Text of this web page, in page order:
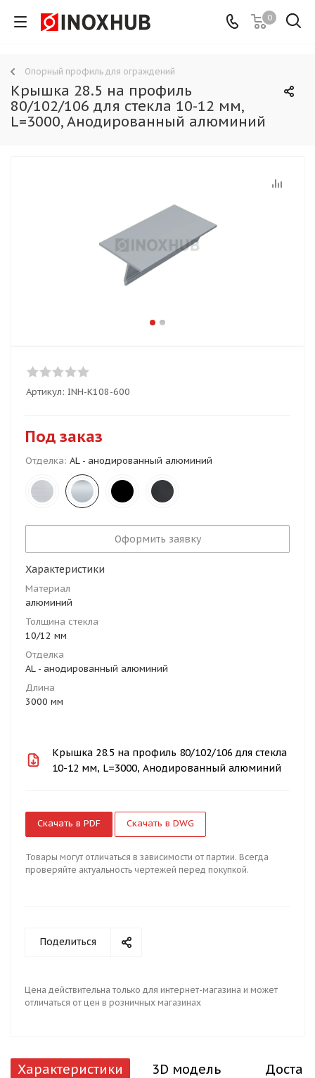
0
Опорный профиль для ограждений
Крышка 28.5 на профиль
80/102/106 для стекла 10-12 мм,
L=3000, Анодированный алюминий
Артикул: INH-K108-600
Под заказ
Отделка: AL - анодированный алюминий
Оформить заявку
Характеристики
Материал
алюминий
Толщина стекла
10/12 мм
Отделка
AL - анодированный алюминий
Длина
3000 мм
Крышка 28.5 на профиль 80/102/106 для стекла
10-12 мм, L=3000, Анодированный алюминий
Скачать в PDF Скачать в DWG
Товары могут отличаться в зависимости от партии. Всегда
проверяйте актуальность чертежей перед покупкой.
Поделиться
Цена действительна только для интернет-магазина и может
отличаться от цен в розничных магазинах
Характеристики 3D модель